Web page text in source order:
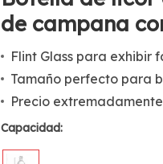
de campana
Flint Glass para exhibir
Tamaño perfecto para
Precio
Capacidad: